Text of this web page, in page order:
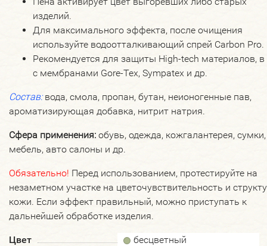
изделий.
Для максимального эффекта, после очищения
используйте водоотталкивающий спрей Carbon Pro.
Рекомендуется для защиты High-tech материалов, в
с мембранами Gore-Tex, Sympatex и др.
Состав: вода, смола, пропан, бутан, неионогенные пав,
ароматизирующая добавка, нитрит натрия.
Сфера применения: обувь, одежда, кожгалантерея, сумки,
мебель, авто салоны и др.
Обязательно! Перед использованием, протестируйте на
незаметном участке на цветочувствительность и
кожи. Если эффект правильный, можно приступать к
дальнейшей обработке изделия.
Цвет
бесцветный